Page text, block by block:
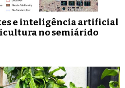
e inteligência artificial
no semiárido